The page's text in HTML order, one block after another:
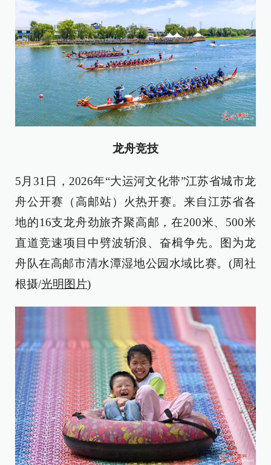
龙舟竞技
5月31日，2026年“大运河文化带”江苏省城市龙
舟公开赛（高邮站）火热开赛。来自江苏省各
地的16支龙舟劲旅齐聚高邮，在200米、500米
直道竞速项目中劈波斩浪、奋楫争先。图为龙
舟队在高邮市清水潭湿地公园水域比赛。(周社
根摄/光明图片)